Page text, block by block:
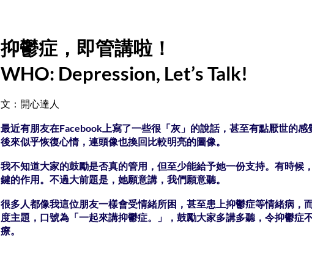
抑鬱症，即管講啦！
WHO: Depression, Let’s Talk!
文：開心達人
最近有朋友在Facebook上寫了一些很「灰」的說話，甚至有點厭世的
後來似乎恢復心情，連頭像也換回比較明亮的圖像。
我不知道大家的鼓勵是否真的管用，但至少能給予她一份支持。有時候
鍵的作用。不過大前題是，她願意講，我們願意聽。
很多人都像我這位朋友一樣會受情緒所困，甚至患上抑鬱症等情緒病，
度主題，口號為「一起來講抑鬱症。」，鼓勵大家多講多聽，令抑鬱症
療。